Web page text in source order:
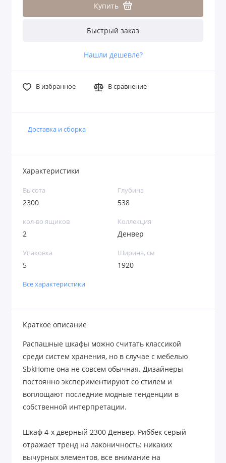
Купить
Быстрый заказ
Нашли дешевле?
В избранное В сравнение
Доставка и сборка
Характеристики
Высота
2300
Глубина
538
кол-во ящиков
2
Коллекция
Денвер
Упаковка
5
Ширина, см
1920
Все характеристики
Краткое описание
Распашные шкафы можно считать классикой
среди систем хранения, но в случае с мебелью
SbkHome она не совсем обычная. Дизайнеры
постоянно экспериментируют со стилем и
воплощают последние модные тенденции в
собственной интерпретации.
Шкаф 4-х дверный 2300 Денвер, Риббек серый
отражает тренд на лаконичность: никаких
вычурных элементов, все внимание на